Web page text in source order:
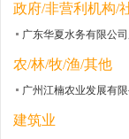
政府/非营利机构/
广东华夏水务有限公
农/林/牧/渔/其他
广州江楠农业发展有限
建筑业